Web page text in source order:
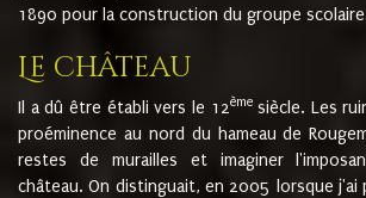
1890 pour la construction du groupe
Le château
Il a dû être établi vers le 12èmesiècle. Les
proéminence au nord du hameau de
restes de murailles et imaginer
château. On distinguait, en 2005 lorsque j'ai